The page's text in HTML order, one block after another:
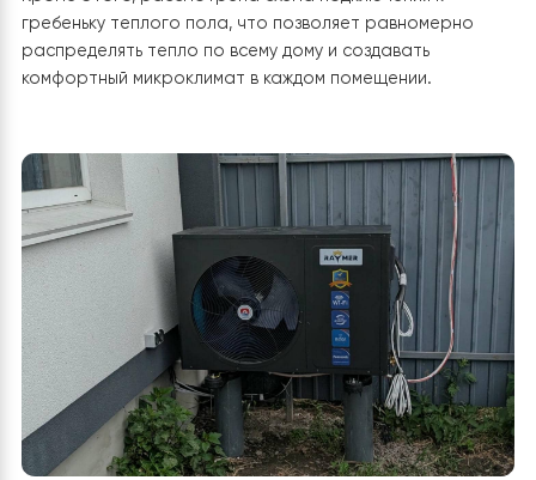
Следующим шагом стал осмотр мест для установки
внешнего блока теплового насоса и внутренних
и надежную эксплуатацию, а также удобный доступ
обслуживания. Параллельно был проведен расчет
коммуникаций между внешним и внутренними блоками.
Особое внимание уделили определению длины
фреоновой магистрали, чтобы избежать потерь
мощности и обеспечить стабильную работу системы.
Кроме этого, рассмотрена схема подключения к
гребеньку теплого пола, что позволяет равномерно
распределять тепло по всему дому и создавать
комфортный микроклимат в каждом помещении.